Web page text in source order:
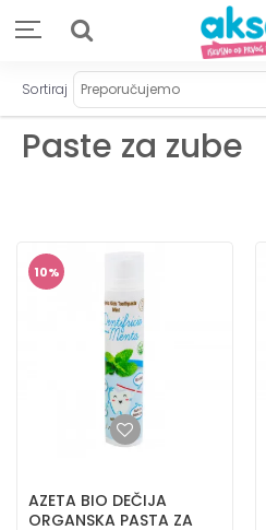
Paste za zube
Sortiraj
10%
AZETA BIO DEČIJA
ORGANSKA PASTA ZA